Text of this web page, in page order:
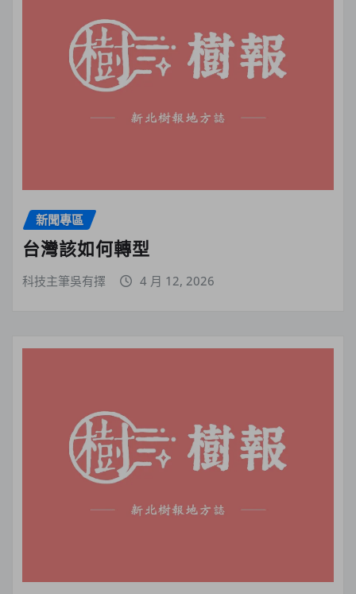
新聞專區
台灣該如何轉型
科技主筆吳有擇 4 月 12, 2026